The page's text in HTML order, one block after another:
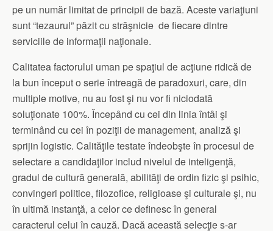
pe un număr limitat de principii de bază. Aceste variaţiuni
sunt “tezaurul” păzit cu străşnicie de fiecare dintre
serviciile de informaţii naţionale.
Calitatea factorului uman pe spaţiul de acţiune ridică de
la bun început o serie întreagă de paradoxuri, care, din
multiple motive, nu au fost şi nu vor fi niciodată
soluţionate 100%. Începând cu cei din linia întâi şi
terminând cu cei în poziţii de management, analiză şi
sprijin logistic. Calităţile testate îndeobşte în procesul de
selectare a candidaţilor includ nivelul de inteligenţă,
gradul de cultură generală, abilităţi de ordin fizic şi psihic,
convingeri politice, filozofice, religioase şi culturale şi, nu
în ultimă instanţă, a celor ce definesc în general
caracterul celui în cauză. Dacă această selecţie s-ar